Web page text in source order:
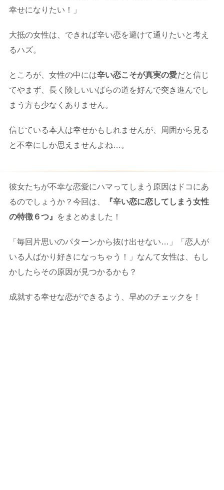
幸せになりたい！」
大抵の女性は、できれば辛い恋を避けて通りたいと考え
るハズ。
ところが、女性の中には辛い恋こそが真実の愛だと信じ
てやまず、長く険しいいばらの道を好んで突き進んでし
まう方も少なくありません。
信じている本人は幸せかもしれませんが、周囲から見る
と不幸にしか思えませんよね…。
彼女たちが不幸な恋愛にハマってしまう原因はドコにあ
るのでしょうか？今回は、
『辛い恋に恋してしまう女性
の特徴６つ』
をまとめました！
「毎回片思いのパターンから抜け出せない…」「恋人が
いる人ばかり好きになっちゃう！」なんて女性は、もし
かしたらその原因が見つかるかも？
成就する幸せな恋ができるよう、早めのチェックを！